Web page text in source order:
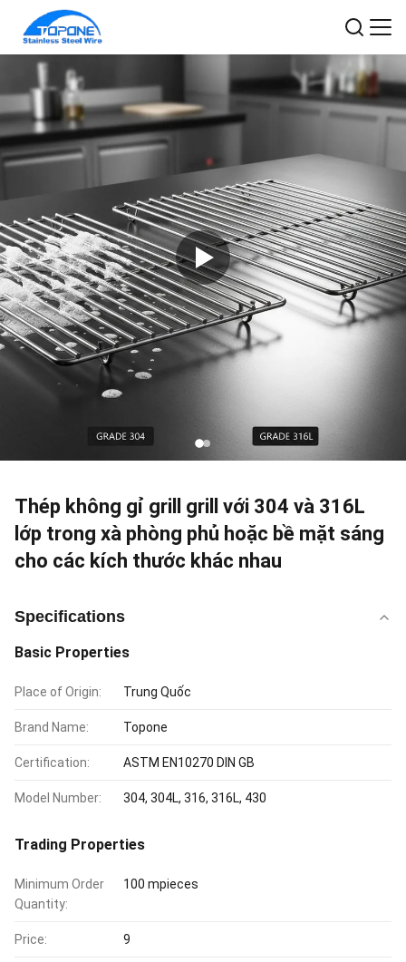
Thép không gỉ grill grill với 304 và 316L
lớp trong xà phòng phủ hoặc bề mặt sáng
cho các kích thước khác nhau
Specifications
Basic Properties
Place of Origin: Trung Quốc
Brand Name: Topone
Certification: ASTM EN10270 DIN GB
Model Number: 304, 304L, 316, 316L, 430
Trading Properties
Minimum Order
Quantity:
100 mpieces
Price: 9